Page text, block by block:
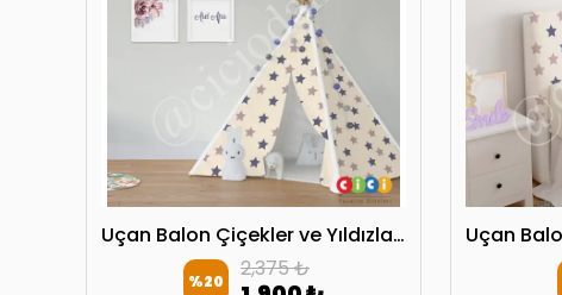
Uçan Balon Çiçekler ve Yıldızlar Oyun Çadırı
%20 2,375 ₺